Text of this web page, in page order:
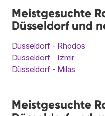
Meistgesuchte
Düsseldorf und
Düsseldorf - Rhodos
Düsseldorf - Izmir
Düsseldorf - Milas
Meistgesuchte